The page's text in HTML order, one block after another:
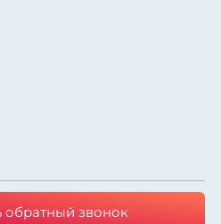
обратный звонок